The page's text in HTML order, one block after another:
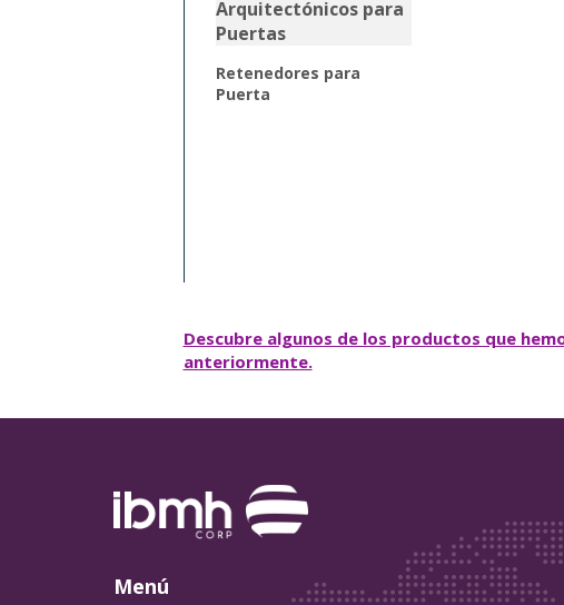
Retenedores para
Puerta
Descubre algunos de los productos que
anteriormente.
Menú